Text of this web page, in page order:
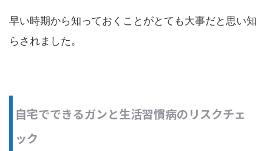
早い時期から知っておくことがとても大事だと思い知
らされました。
自宅でできるガンと生活習慣病のリスクチェ
ック